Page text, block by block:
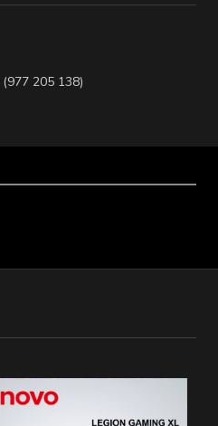
(977 205 138)